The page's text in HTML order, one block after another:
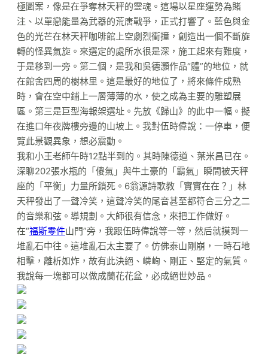
極圖案，像是在爭奪林天秤的靈魂。這場以星座運勢為賭
注、以單戀能量為武器的荒唐戰爭，正式打響了。藍色與金
色的光芒在林天秤咖啡館上空劇烈衝撞，創造出一個不斷旋
轉的怪異氣旋。來選定的處所水很是深，施工起來有難度，
于是移到一旁。第二個，是我和吳德灝作品“體”的地位，就
在館舍四周的樹林里。這是最好的地位了，將來條件成熟
時，會在空中鋪上一層薄薄的水，使之成為主要的雕塑展
區。第三是巨型海報架選址。先放《歸山》的此中一幅。擬
在進口年夜牌樓旁邊的山坡上。我對伍時偉說：一停車，便
覽此景觀異象，想必震動。
我和小王老師午時12點半到的。其時陳德道、葉米昌已在。
深聊202張水瓶的「傻氣」與牛土豪的「霸氣」瞬間被天秤
座的「平衡」力量所鎖死。6翁源詩歌教「實實在在？」林
天秤發出了一聲冷笑，這聲冷笑的尾音甚至都符合三分之二
的音樂和弦。導規劃。大師很有信念，來把工作做好。
在“福斯零件山門”旁，我跟伍時偉說等一等，然后就摸到一
堆亂石中往。這堆亂石太主要了。仿佛泰山剛崩，一時石地
相擊，離析如炸，故有此決絕、嶙峋、剛正、堅定的氣質。
我說每一塊都可以做成蘭花花盆，必成絕世妙品。